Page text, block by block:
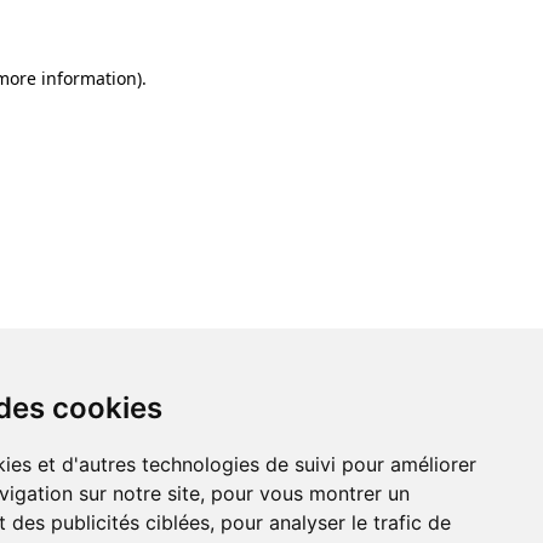
cookies
et d'autres technologies de suivi pour améliorer
sur notre site, pour vous montrer un
des publicités ciblées, pour analyser le trafic de
information).